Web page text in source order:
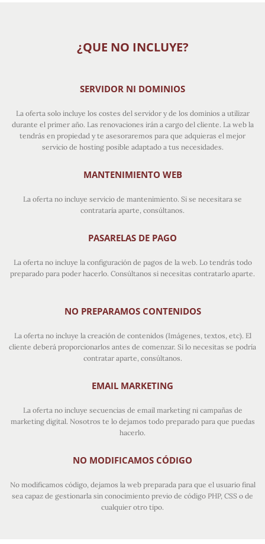
¿QUE NO INCLUYE?
SERVIDOR NI DOMINIOS
La oferta solo incluye los costes del servidor y de los dominios a utilizar
durante el primer año. Las renovaciones irán a cargo del cliente. La web la
tendrás en propiedad y te asesoraremos para que adquieras el mejor
servicio de hosting posible adaptado a tus necesidades.
MANTENIMIENTO WEB
La oferta no incluye servicio de mantenimiento. Si se necesitara se
contrataría aparte, consúltanos.
PASARELAS DE PAGO
La oferta no incluye la configuración de pagos de la web. Lo tendrás todo
preparado para poder hacerlo. Consúltanos si necesitas contratarlo aparte.
NO PREPARAMOS CONTENIDOS
La oferta no incluye la creación de contenidos (Imágenes, textos, etc). El
cliente deberá proporcionarlos antes de comenzar. Si lo necesitas se podría
contratar aparte, consúltanos.
EMAIL MARKETING
La oferta no incluye secuencias de email marketing ni campañas de
marketing digital. Nosotros te lo dejamos todo preparado para que puedas
hacerlo.
NO MODIFICAMOS CÓDIGO
No modificamos código, dejamos la web preparada para que el usuario final
sea capaz de gestionarla sin conocimiento previo de código PHP, CSS o de
cualquier otro tipo.